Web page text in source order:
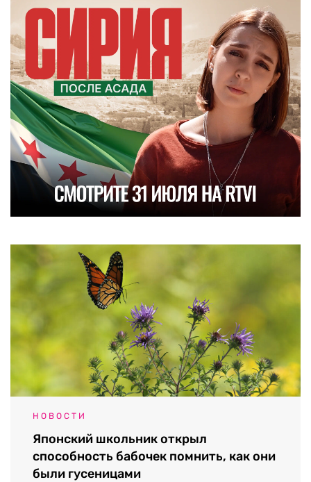
НОВОСТИ
Японский школьник открыл
способность бабочек помнить, как они
были гусеницами